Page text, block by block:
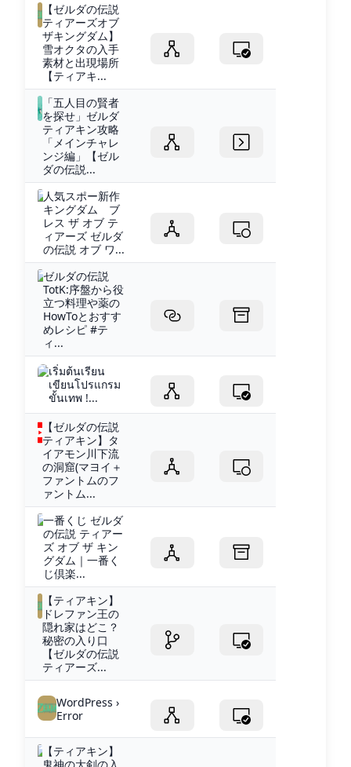
【ゼルダの伝説
ティアーズオブ
ザキングダム】
雪オクタの入手
素材と出現場所
【ティアキ...
「五人目の賢者
を探せ」ゼルダ
ティアキン攻略
「メインチャレ
ンジ編」【ゼル
ダの伝説...
人気スポー新作
キングダム ブ
レス ザ オブ テ
ィアーズ ゼルダ
の伝説 オブ ワ...
ゼルダの伝説
TotK:序盤から役
立つ料理や薬の
HowToとおすす
めレシピ #テ
ィ...
เริ่มต้นเรียน
เขียนโปรแกรม
ขั้นเทพ !...
【ゼルダの伝説
ティアキン】タ
イアモン川下流
の洞窟(マヨイ＋
ファントムのフ
ァントム...
一番くじ ゼルダ
の伝説 ティアー
ズ オブ ザ キン
グダム｜一番く
じ倶楽...
【ティアキン】
ドレファン王の
隠れ家はどこ？
秘密の入り口
【ゼルダの伝説
ティアーズ...
WordPress ›
Error
【ティアキン】